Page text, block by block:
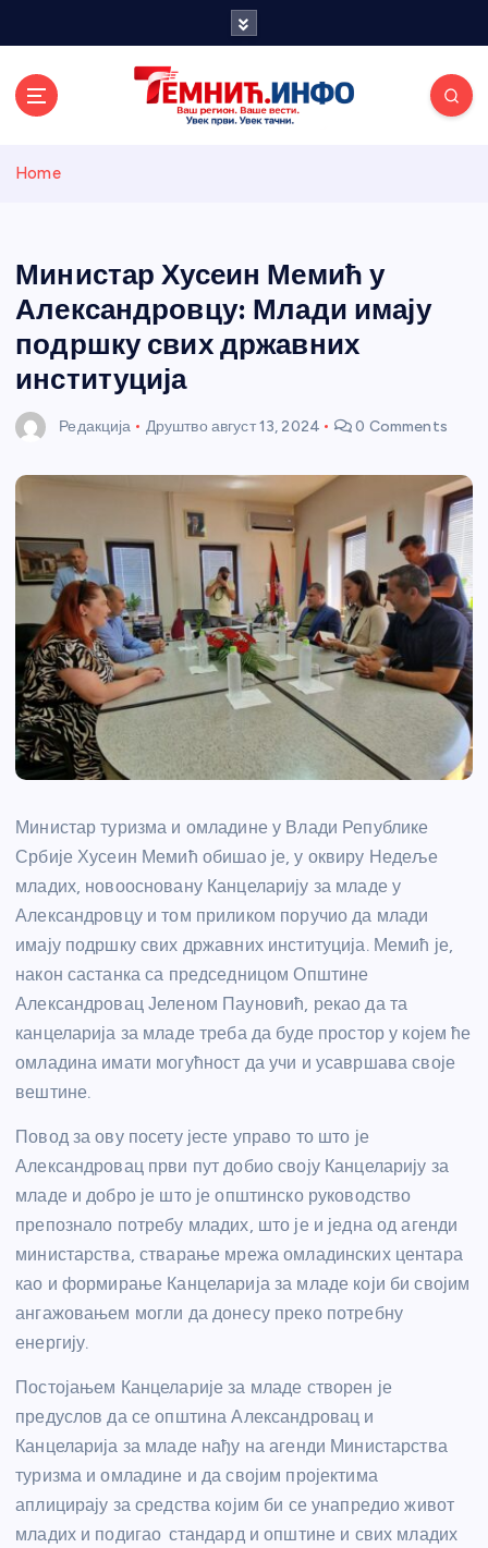
и портал
Home
Министар Хусеин Мемић у
Александровцу: Млади имају
подршку свих државних
институција
Редакција Друштво август 13, 2024 0 Comments
Министар туризма и омладине у Влади Републике
Србије Хусеин Мемић обишао је, у оквиру Недеље
младих, новоосновану Канцеларију за младе у
Александровцу и том приликом поручио да млади
имају подршку свих државних институција. Мемић је,
након састанка са председницом Општине
Александровац Јеленом Пауновић, рекао да та
канцеларија за младе треба да буде простор у којем ће
омладина имати могућност да учи и усавршава своје
вештине.
Повод за ову посету јесте управо то што је
Александровац први пут добио своју Канцеларију за
младе и добро је што је општинско руководство
препознало потребу младих, што је и једна од агенди
министарства, стварање мрежа омладинских центара
као и формирање Канцеларија за младе који би својим
ангажовањем могли да донесу преко потребну
енергију.
Постојањем Канцеларије за младе створен је
предуслов да се општина Александровац и
Канцеларија за младе нађу на агенди Министарства
туризма и омладине и да својим пројектима
аплицирају за средства којим би се унапредио живот
младих и подигао стандард и општине и свих младих